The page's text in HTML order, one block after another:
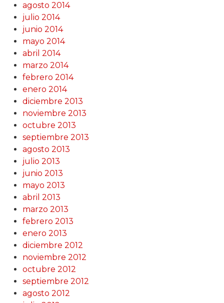
agosto 2014
julio 2014
junio 2014
mayo 2014
abril 2014
marzo 2014
febrero 2014
enero 2014
diciembre 2013
noviembre 2013
octubre 2013
septiembre 2013
agosto 2013
julio 2013
junio 2013
mayo 2013
abril 2013
marzo 2013
febrero 2013
enero 2013
diciembre 2012
noviembre 2012
octubre 2012
septiembre 2012
agosto 2012